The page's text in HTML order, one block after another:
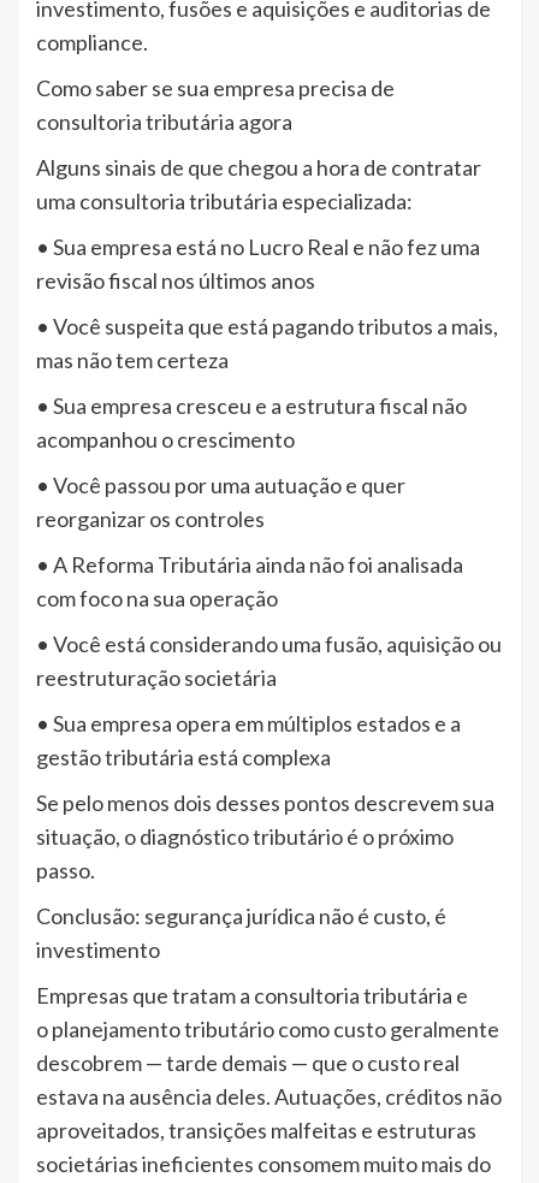
investimento, fusões e aquisições e auditorias de
compliance.
Como saber se sua empresa precisa de
consultoria tributária agora
Alguns sinais de que chegou a hora de contratar
uma consultoria tributária especializada:
• Sua empresa está no Lucro Real e não fez uma
revisão fiscal nos últimos anos
• Você suspeita que está pagando tributos a mais,
mas não tem certeza
• Sua empresa cresceu e a estrutura fiscal não
acompanhou o crescimento
• Você passou por uma autuação e quer
reorganizar os controles
• A Reforma Tributária ainda não foi analisada
com foco na sua operação
• Você está considerando uma fusão, aquisição ou
reestruturação societária
• Sua empresa opera em múltiplos estados e a
gestão tributária está complexa
Se pelo menos dois desses pontos descrevem sua
situação, o diagnóstico tributário é o próximo
passo.
Conclusão: segurança jurídica não é custo, é
investimento
Empresas que tratam a consultoria tributária e
o planejamento tributário como custo geralmente
descobrem — tarde demais — que o custo real
estava na ausência deles. Autuações, créditos não
aproveitados, transições malfeitas e estruturas
societárias ineficientes consomem muito mais do